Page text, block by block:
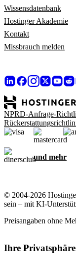
Wissensdatenbank
Hostinger Akademie
Kontakt
Missbrauch melden
NPRD-Anfrage-
und mehr
© 2004-2026
sein – mit KI-
Preisangaben ohne
Ihre